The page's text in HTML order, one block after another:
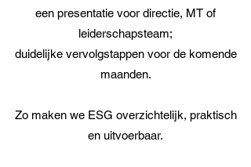
een presentatie voor directie, MT of
leiderschapsteam;
duidelijke vervolgstappen voor de komende
maanden.
Zo maken we ESG overzichtelijk, praktisch
en uitvoerbaar.